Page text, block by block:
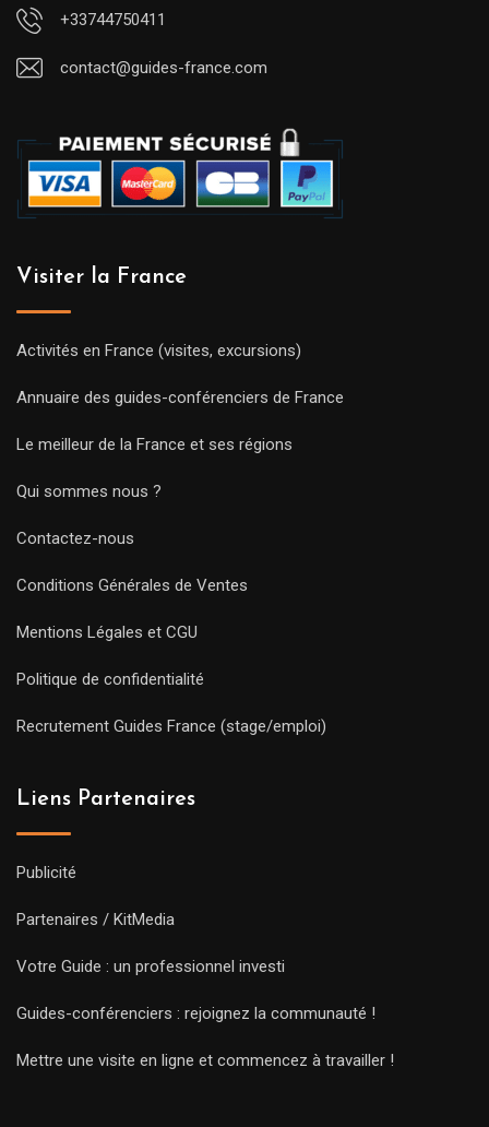
+33744750411
contact@guides-france.com
Visiter la France
Activités en France (visites, excursions)
Annuaire des guides-conférenciers de France
Le meilleur de la France et ses régions
Qui sommes nous ?
Contactez-nous
Conditions Générales de Ventes
Mentions Légales et CGU
Politique de confidentialité
Recrutement Guides France (stage/emploi)
Liens Partenaires
Publicité
Partenaires / KitMedia
Votre Guide : un professionnel investi
Guides-conférenciers : rejoignez la communauté !
Mettre une visite en ligne et commencez à travailler !